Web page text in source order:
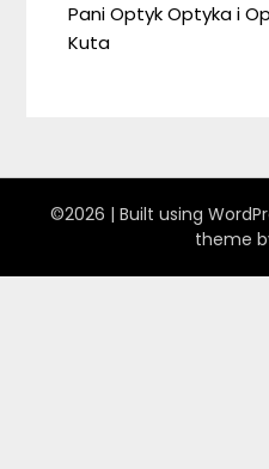
Pani Optyk Optyka i
Kuta
©2026 | Built using
theme